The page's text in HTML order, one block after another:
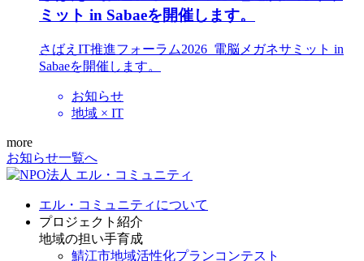
ミット in Sabaeを開催します。
さばえIT推進フォーラム2026_電脳メガネサミット in
Sabaeを開催します。
お知らせ
地域 × IT
more
お知らせ一覧へ
エル・コミュニティについて
プロジェクト紹介
地域の担い手育成
鯖江市地域活性化プランコンテスト